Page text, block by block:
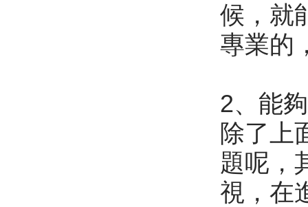
候，就
專業的
2、能
除了上
題呢，
視，在